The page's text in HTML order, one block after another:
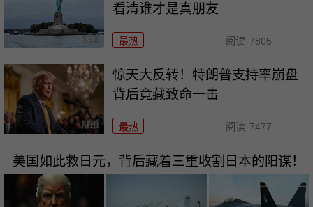
看清谁才是真朋友
最热 阅读 7805
惊天大反转！特朗普支持率崩盘
背后竟藏致命一击
最热 阅读 7477
美国如此救日元，背后藏着三重收割日本的阳谋！